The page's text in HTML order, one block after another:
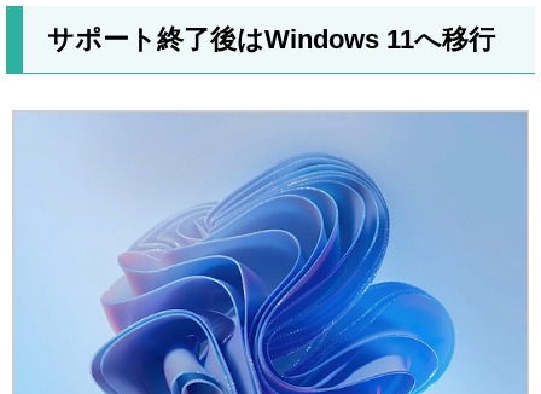
サポート終了後はWindows 11へ移行